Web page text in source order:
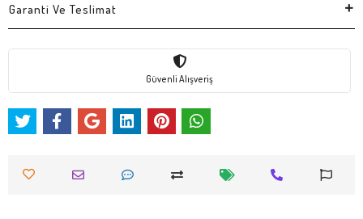
Garanti Ve Teslimat
Güvenli Alışveriş